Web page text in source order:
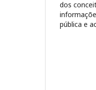
dos
pública e